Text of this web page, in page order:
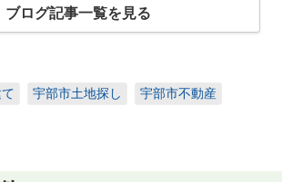
ブログ記事一覧を見る
宇部市土地探し 宇部市不動産